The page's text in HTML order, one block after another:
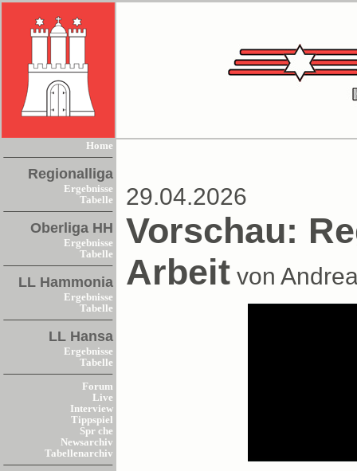
Home
Regionalliga
Ergebnisse
Tabelle
Oberliga HH
Ergebnisse
Tabelle
LL Hammonia
Ergebnisse
Tabelle
LL Hansa
Ergebnisse
Tabelle
Forum
Live
Interview
Tippspiel
Spr che
Newsarchiv
Tabellenarchiv
29.04.2026
Vorschau:
Arbeit von